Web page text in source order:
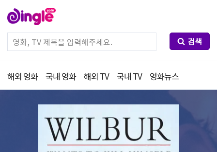
검색
해외 영화 국내 영화 해외 TV 국내 TV 영화뉴스